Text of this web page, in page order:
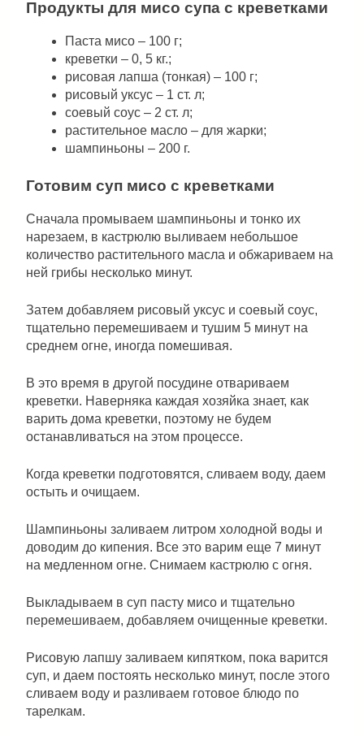
Продукты для мисо супа с креветками
Паста мисо – 100 г;
креветки – 0, 5 кг.;
рисовая лапша (тонкая) – 100 г;
рисовый уксус – 1 ст. л;
соевый соус – 2 ст. л;
растительное масло – для жарки;
шампиньоны – 200 г.
Готовим суп мисо с креветками
Сначала промываем шампиньоны и тонко их
нарезаем, в кастрюлю выливаем небольшое
количество растительного масла и обжариваем на
ней грибы несколько минут.
Затем добавляем рисовый уксус и соевый соус,
тщательно перемешиваем и тушим 5 минут на
среднем огне, иногда помешивая.
В это время в другой посудине отвариваем
креветки. Наверняка каждая хозяйка знает, как
варить дома креветки, поэтому не будем
останавливаться на этом процессе.
Когда креветки подготовятся, сливаем воду, даем
остыть и очищаем.
Шампиньоны заливаем литром холодной воды и
доводим до кипения. Все это варим еще 7 минут
на медленном огне. Снимаем кастрюлю с огня.
Выкладываем в суп пасту мисо и тщательно
перемешиваем, добавляем очищенные креветки.
Рисовую лапшу заливаем кипятком, пока варится
суп, и даем постоять несколько минут, после этого
сливаем воду и разливаем готовое блюдо по
тарелкам.